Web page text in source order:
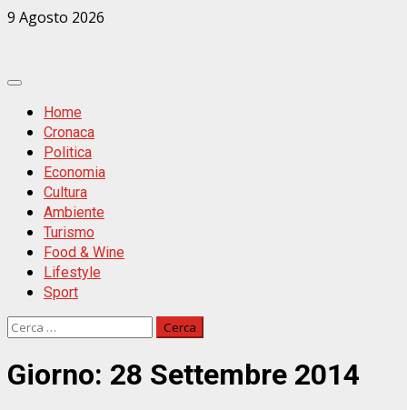
Zum
9 Agosto 2026
Primäres
MenüHome
Cronaca
Politica
Economia
Cultura
Ambiente
Turismo
Food & Wine
Lifestyle
Sport
Ricerca
Giorno: 28 Settembre 2014